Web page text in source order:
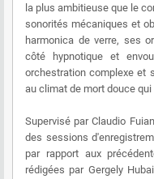
la plus ambitieuse que le
sonorités mécaniques et
harmonica de verre, ses
côté hypnotique et
orchestration complexe et
au climat de mort douce
Supervisé par Claudio
des sessions
par rapport aux
rédigées par Gergely